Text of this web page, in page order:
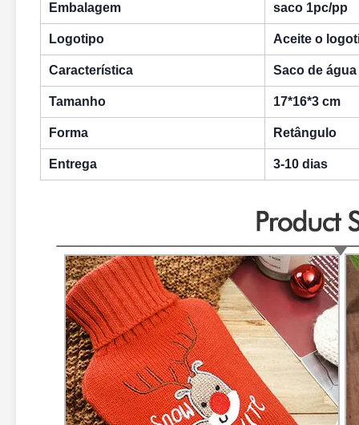
Embalagem saco 1pc/pp
Logotipo Aceite o
Característica Saco de
Tamanho 17*16*3 cm
Forma Retângulo
Entrega 3-10 dias